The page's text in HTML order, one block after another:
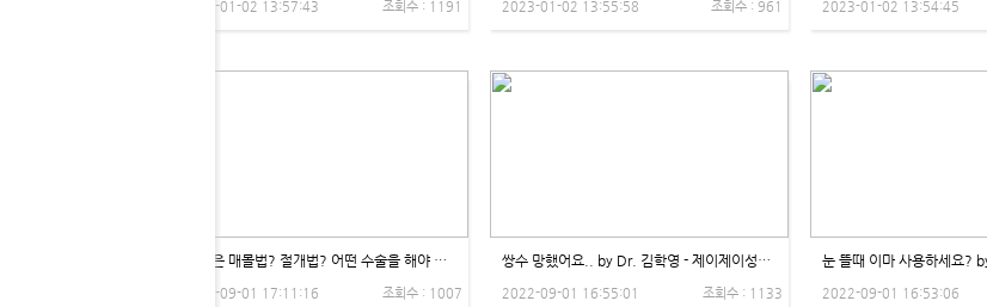
2023-01-02 13:57:43 조회수 : 1191 2023-01-02 13:55:58 조회수 : 961 2023-01-02 13:54:45
내 눈은 매몰법? 절개법? 어떤 수술을 해야 할까? by Dr. 권용석 - 제이제이성형외과
2022-09-01 17:11:16 조회수 : 1007
쌍수 망했어요.. by Dr. 김학영 - 제이제이성형외과
2022-09-01 16:55:01 조회수 : 1133 2022-09-01 16:53:06